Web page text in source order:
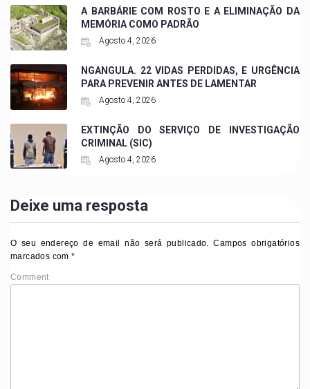
A BARBÁRIE COM ROSTO E A ELIMINAÇÃO DA
MEMÓRIA COMO PADRÃO
Agosto 4, 2026
NGANGULA. 22 VIDAS PERDIDAS, E URGÊNCIA
PARA PREVENIR ANTES DE LAMENTAR
Agosto 4, 2026
EXTINÇÃO DO SERVIÇO DE INVESTIGAÇÃO
CRIMINAL (SIC)
Agosto 4, 2026
Deixe uma resposta
O seu endereço de email não será publicado. Campos obrigatórios
marcados com*
Comment